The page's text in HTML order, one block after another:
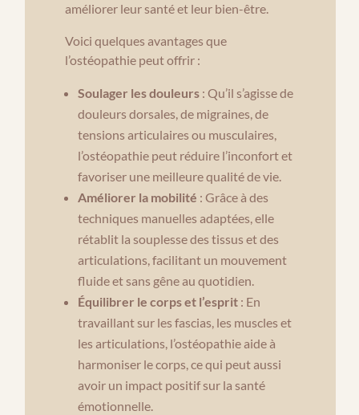
améliorer leur santé et leur bien-être.
Voici quelques avantages que
l’ostéopathie peut offrir :
Soulager les douleurs: Qu’il s’agisse de
douleurs dorsales, de migraines, de
tensions articulaires ou musculaires,
l’ostéopathie peut réduire l’inconfort et
favoriser une meilleure qualité de vie.
Améliorer la mobilité : Grâce à des
techniques manuelles adaptées, elle
rétablit la souplesse des tissus et des
articulations, facilitant un mouvement
fluide et sans gêne au quotidien.
Équilibrer le corps et l’esprit: En
travaillant sur les fascias, les muscles et
les articulations, l’ostéopathie aide à
harmoniser le corps, ce qui peut aussi
avoir un impact positif sur la santé
émotionnelle.